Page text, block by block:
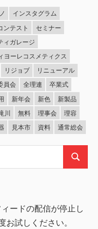
インスタグラム
ンテスト
セミナー
ィガレージ
ヨーレコスメティクス
リジョブ
リニューアル
員会 全理連
卒業式
新年会 新色
新製品
川 無料 理事会
理容
見本市 資料 通常総会
検
ードの配信が停止し
お試しください。